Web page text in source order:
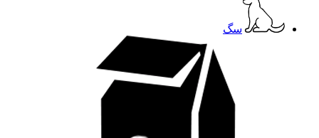
سگ